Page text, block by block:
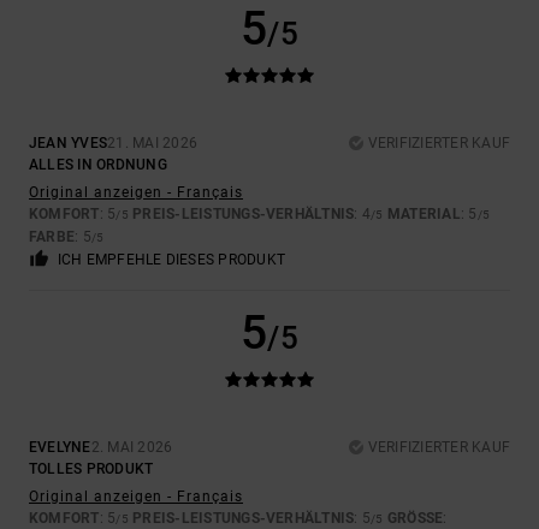
5/5
JEAN YVES21. MAI 2026
VERIFIZIERTER KAUF
ALLES IN ORDNUNG
Original anzeigen - Français
KOMFORT: 5/5 PREIS-LEISTUNGS-VERHÄLTNIS: 4/5 MATERIAL: 5 /5
FARBE: 5/5
ICH EMPFEHLE DIESES PRODUKT
5/5
EVELYNE2. MAI 2026
VERIFIZIERTER KAUF
TOLLES PRODUKT
Original anzeigen - Français
KOMFORT: 5/5 PREIS-LEISTUNGS-VERHÄLTNIS: 5/5 GRÖSSE :